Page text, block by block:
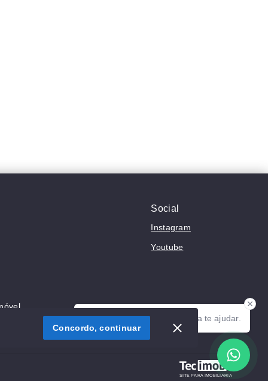
Olá! Estamos disponíveis para te ajudar.
Social
Instagram
Youtube
SITE PARA IMOBILIARIA
Concordo, continuar